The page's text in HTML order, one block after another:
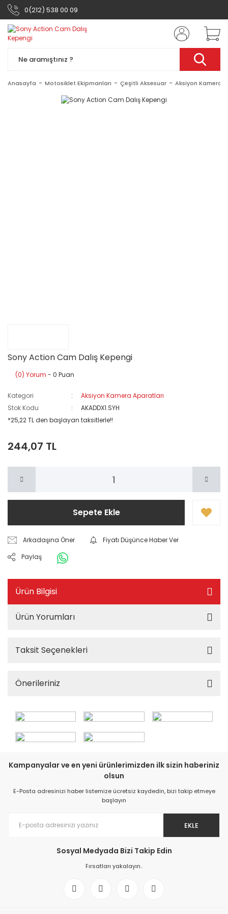
0(212) 538 00 09
Anasayfa Motosiklet Ekipmanları Çeşitli Aksesuar Aksiyon Kamera
Sony Action Cam Dalış Kepengi
(0) Yorum - 0 Puan
Kategori
Aksiyon Kamera Aparatları
Stok Kodu
AKADDX1.SYH
*25,22 TL den başlayan taksitlerle!!
244,07 TL
Sepete Ekle
Arkadaşına Öner
Fiyatı Düşünce Haber Ver
Paylaş
Ürün Bilgisi
Ürün Yorumları
Taksit Seçenekleri
Önerileriniz
Kampanyalar ve en yeni ürünlerimizden ilk sizin haberiniz
olsun
E-Posta adresinizi haber listemize ücretsiz kaydedin, bizi takip etmeye
başlayın
EKLE
Sosyal Medyada Bizi Takip Edin
Fırsatları yakalayın..